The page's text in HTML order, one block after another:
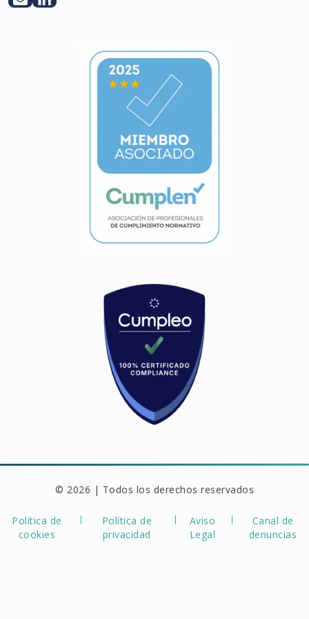
© 2026 | Todos los derechos reservados
Política de
cookies
Política de
privacidad
Aviso
Legal
Canal de
denuncias